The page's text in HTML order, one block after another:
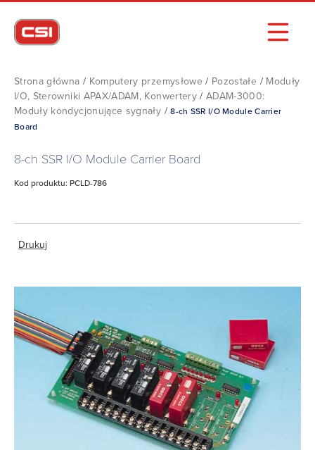
Strona główna / Komputery przemysłowe / Pozostałe / Moduły
I/O, Sterowniki APAX/ADAM, Konwertery/ADAM-3000:
Moduły kondycjonujące sygnały /8-ch SSR I/O Module Carrier
Board
8-ch SSR I/O Module Carrier Board
Kod produktu: PCLD-786
Drukuj